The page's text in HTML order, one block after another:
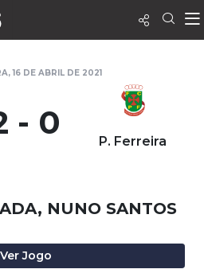
16 DE ABRIL DE 2021
- 0 P. Ferreira
NUNO SANTOS
Ver Jogo